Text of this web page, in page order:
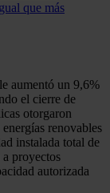
que más
aumentó un 9,6%
el cierre de
otorgaron
renovables
instalada total de
proyectos
autorizada